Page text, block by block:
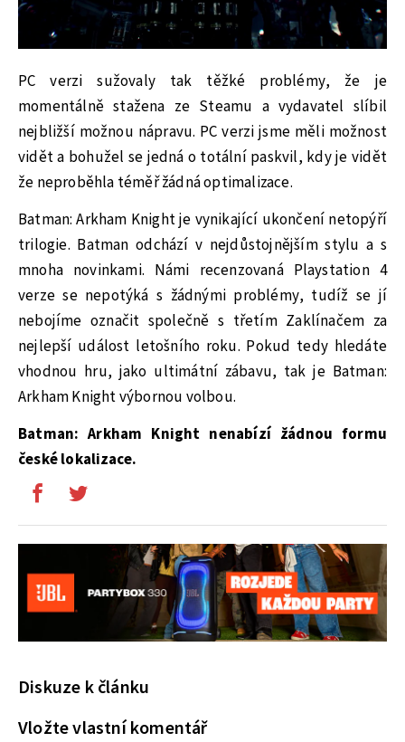
PC verzi sužovaly tak těžké problémy, že je
momentálně stažena ze Steamu a vydavatel slíbil
nejbližší možnou nápravu. PC verzi jsme měli možnost
vidět a bohužel se jedná o totální paskvil, kdy je vidět
že neproběhla téměř žádná optimalizace.
Batman: Arkham Knight je vynikající ukončení netopýří
trilogie. Batman odchází v nejdůstojnějším stylu a s
mnoha novinkami. Námi recenzovaná Playstation 4
verze se nepotýká s žádnými problémy, tudíž se jí
nebojíme označit společně s třetím Zaklínačem za
nejlepší událost letošního roku. Pokud tedy hledáte
vhodnou hru, jako ultimátní zábavu, tak je Batman:
Arkham Knight výbornou volbou.
Batman: Arkham Knight nenabízí žádnou formu
české lokalizace.
Diskuze k článku
Vložte vlastní komentář